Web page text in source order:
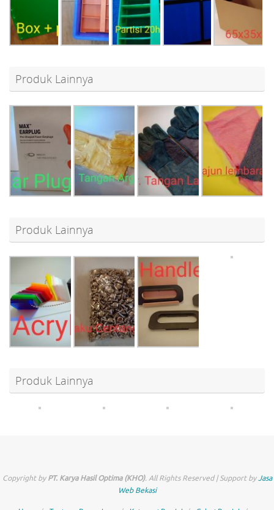
Produk Lainnya
Produk Lainnya
Produk Lainnya
Copyright byPT. Karya Hasil Optima (KHO). All Rights Reserved | Support byJasa
Web Bekasi